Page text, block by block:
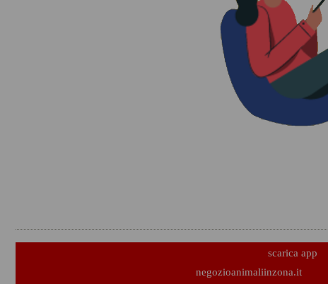
scarica app
negozioanimaliinzona.it